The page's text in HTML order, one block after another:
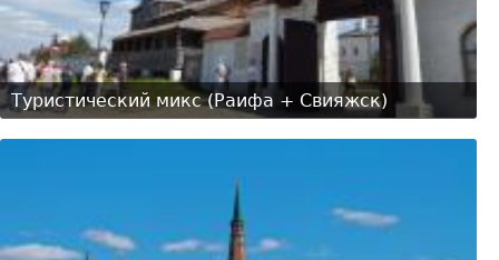
Туристический микс (Раифа + Свияжск)